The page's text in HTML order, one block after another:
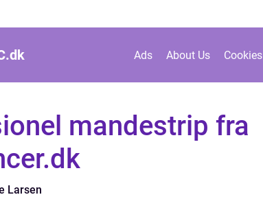
dk Ads About Us Cookies
mandestrip fra
Larsen